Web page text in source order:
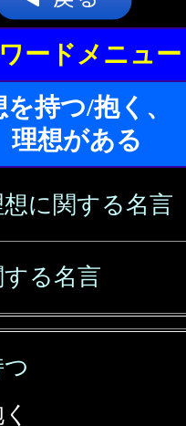
ードメニュー
持つ/抱く、
理想がある
に関する名言
る名言